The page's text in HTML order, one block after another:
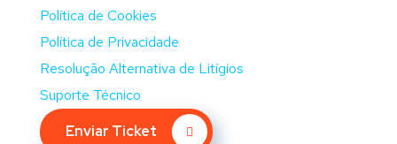
Política de Cookies
Política de Privacidade
Resolução Alternativa de Litígios
Suporte Técnico
Enviar Ticket